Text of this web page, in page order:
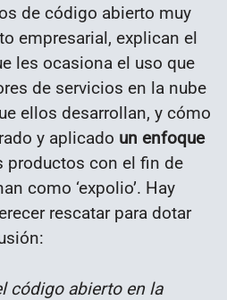
de código abierto muy
empresarial, explican el
les ocasiona el uso que
de servicios en la nube
ellos desarrollan, y cómo
y aplicado un enfoque
productos con el fin de
como ‘expolio’. Hay
rescatar para dotar
código abierto en la